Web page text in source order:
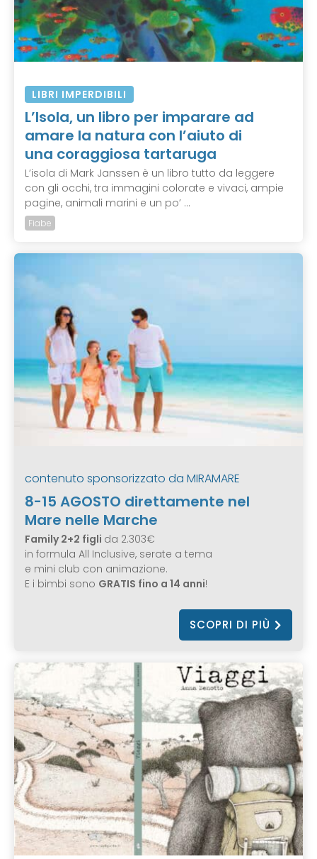
LIBRI IMPERDIBILI
L’Isola, un libro per imparare ad
amare la natura con l’aiuto di
una coraggiosa tartaruga
L’isola di Mark Janssen è un libro tutto da leggere
con gli occhi, tra immagini colorate e vivaci, ampie
pagine, animali marini e un po’ ...
Fiabe
contenuto sponsorizzato da MIRAMARE
8-15 AGOSTO direttamente nel
Mare nelle Marche
Family 2+2 figli da 2.303€
in formula All Inclusive, serate a tema
e mini club con animazione.
E i bimbi sono GRATIS fino a 14 anni!
SCOPRI DI PIÙ